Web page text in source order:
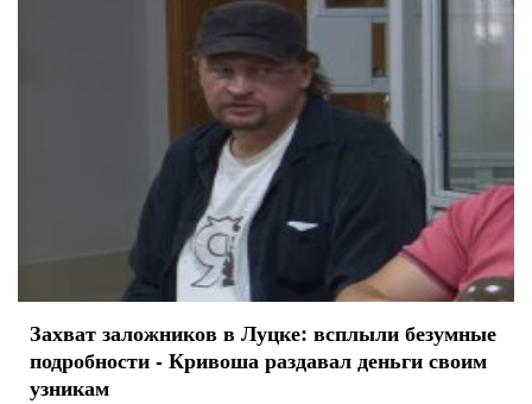
Захват заложников в Луцке: всплыли безумные
подробности - Кривоша раздавал деньги своим
узникам